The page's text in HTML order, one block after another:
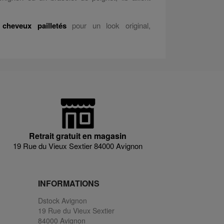
pailletéspour un look original,
Retrait gratuit en magasin
19 Rue du Vieux Sextier 84000 Avignon
INFORMATIONS
Dstock Avignon
19 Rue du Vieux Sextier
84000 Avignon